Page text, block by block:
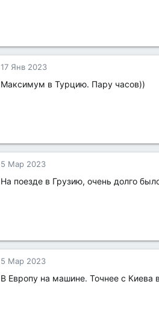
17 Янв 2023
Максимум в Турцию. Пару часов))
5 Мар 2023
На поезде в Грузию, очень долго
5 Мар 2023
В Европу на машине. Точнее с Киева